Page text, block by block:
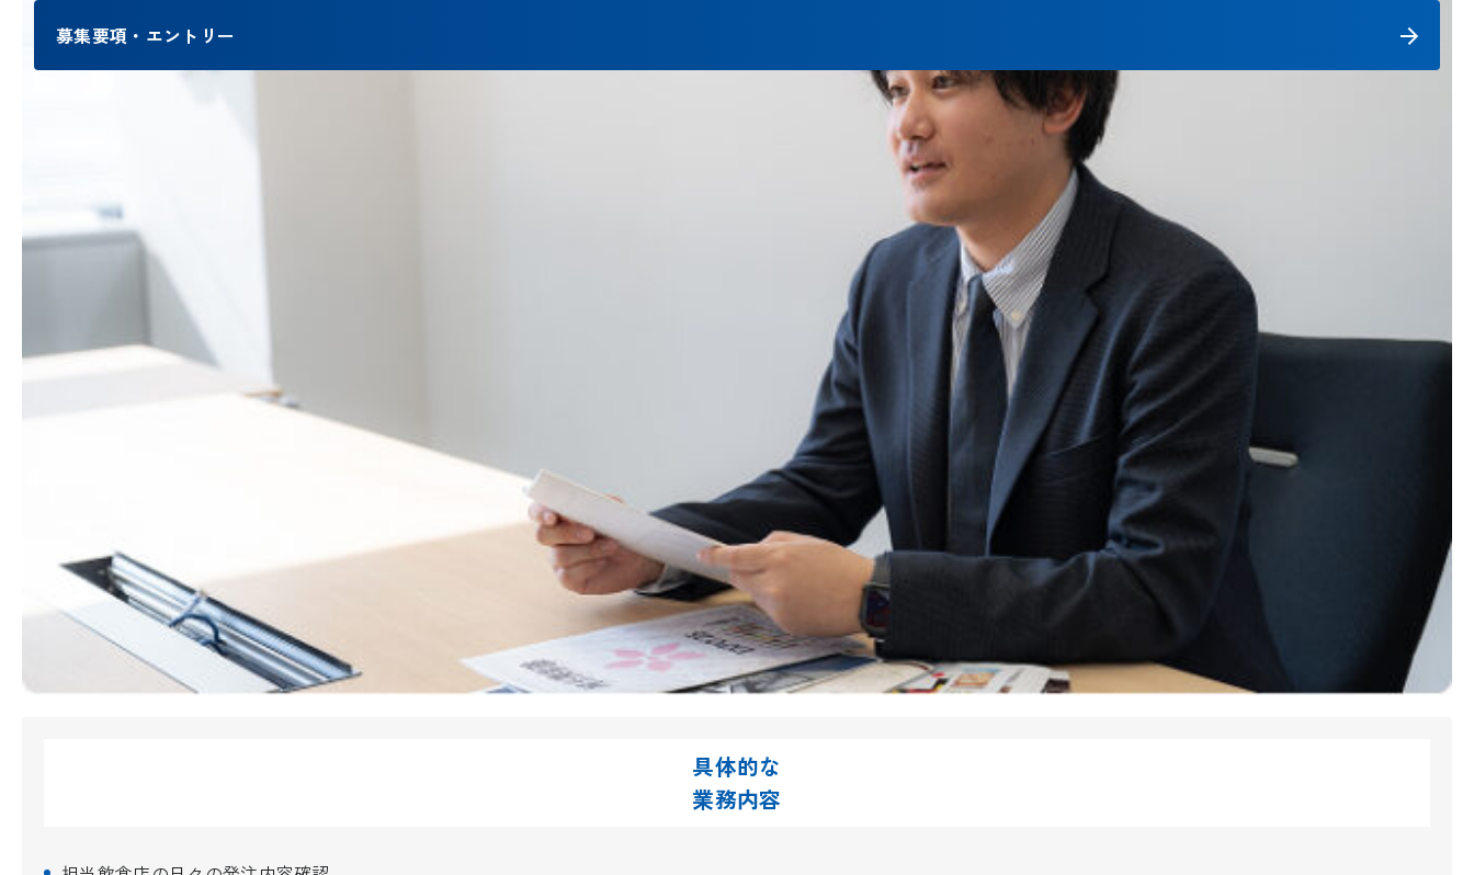
募集要項・エントリー
具体的な
業務内容